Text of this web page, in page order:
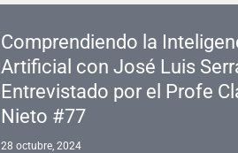
Comprendiendo la
Artificial con José Luis
Entrevistado por el Profe
Nieto #77
28 octubre, 2024